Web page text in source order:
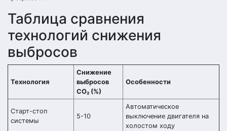
Таблица сравнения
технологий снижения
выбросов
Технология
Снижение
выбросов
CO₂ (%)
Особенности
Старт-стоп
системы
5-10
Автоматическое
выключение двигателя на
холостом ходу